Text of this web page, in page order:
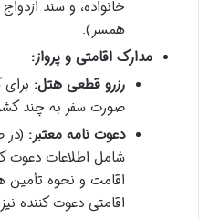
خانواده، و سند
همسر).
مدارک اقامتی و پرواز:
رزرو قطعی هتل:
صورت سفر به چند
دعوت نامه معتبر: (در
شامل اطلاعات دعوت
اقامت و نحوه تأمین
اقامتی دعوت کننده